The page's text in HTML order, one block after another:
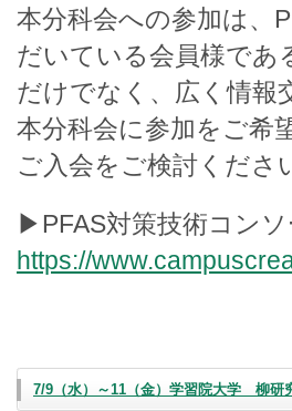
本分科会への参加は、
だいている会員様で
だけでなく、広く情報
本分科会に参加をご希
ご入会をご検討くださ
▶PFAS対策技術コン
https://
7/9（水）～11（金）学習院大学 柳研